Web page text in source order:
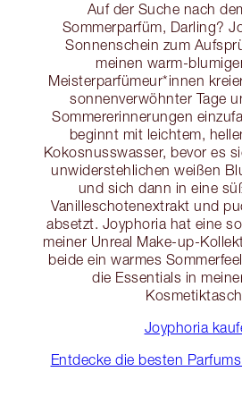
Auf der Suche nach
Sommerparfüm, Darling?
Sonnenschein zum
meinen warm-
Meisterparfümeur*innen
sonnenverwöhnter Tage
Sommererinnerungen
beginnt mit leichtem,
Kokosnusswasser, bevor es
unwiderstehlichen weißen
und sich dann in eine
Vanilleschotenextrakt und
absetzt. Joyphoria hat eine
meiner Unreal Make-up-
beide ein warmes
die Essentials in
Joyphoria
Entdecke die besten